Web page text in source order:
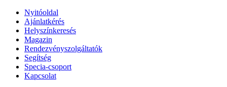
Nyitóoldal
Ajánlatkérés
Helyszínkeresés
Magazin
Rendezvényszolgáltatók
Segítség
Specia-csoport
Kapcsolat